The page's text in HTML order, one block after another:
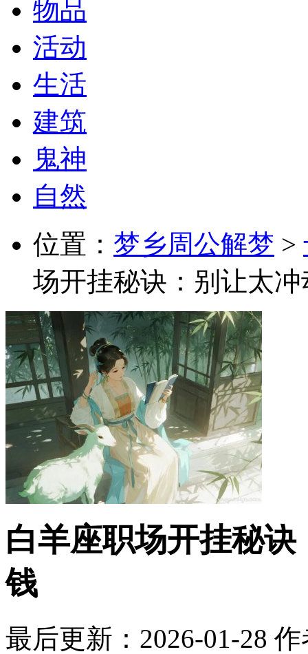
物品
活动
生活
建筑
鬼神
自然
位置： 梦乡周公解梦 >
场开挂秘诀：别让太
白羊座职场开挂秘
钱
最后更新：2026-01-28 作